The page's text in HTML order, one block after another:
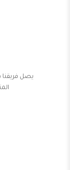
يصل فريقنا